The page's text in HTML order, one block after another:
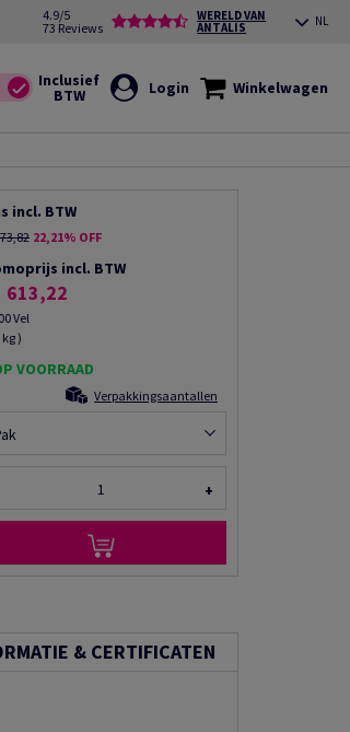
4.9/5
73 Reviews
WERELD VAN
ANTALIS NL
Login Winkelwagen
incl. BTW
22,21% OFF
incl. BTW
613,22
Vel
)
VOORRAAD
Verpakkingsaantallen
+
& CERTIFICATEN